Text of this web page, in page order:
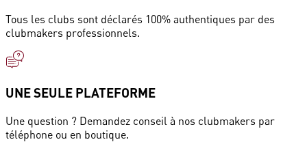
Tous les clubs sont déclarés 100% authentiques par des
clubmakers professionnels.
UNE SEULE PLATEFORME
Une question ? Demandez conseil à nos clubmakers par
téléphone ou en boutique.